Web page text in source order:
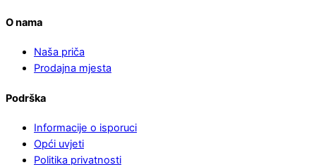
O nama
Naša priča
Prodajna mjesta
Podrška
Informacije o isporuci
Opći uvjeti
Politika privatnosti